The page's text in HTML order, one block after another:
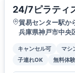
24/7ピラティ
貿易センター駅か
兵庫県神戸市中
キャンセル可 マシ
子連れOK
無料体験